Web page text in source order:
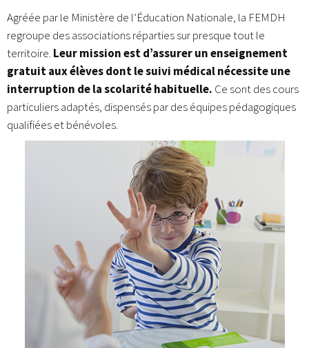
Agréée par le Ministère de l’Éducation Nationale, la FEMDH
regroupe des associations réparties sur presque tout le
territoire. Leur mission est d’assurer un enseignement
gratuit aux élèves dont le suivi médical nécessite une
interruption de la scolarité habituelle. Ce sont des cours
particuliers adaptés, dispensés par des équipes pédagogiques
qualifiées et bénévoles.